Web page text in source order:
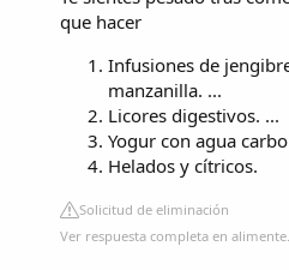
que hacer
Infusiones de
manzanilla. ...
Licores digestivos. ...
Yogur con agua
Helados y cítricos.
Solicitud de eliminación
Ver respuesta completa en